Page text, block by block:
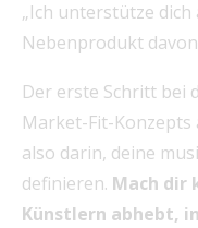
„Ich unterstütze dich
Nebenprodukt
Der erste Schritt bei
Market-Fit-
also darin, deine
definieren. Mach dir
Künstlern abhebt,